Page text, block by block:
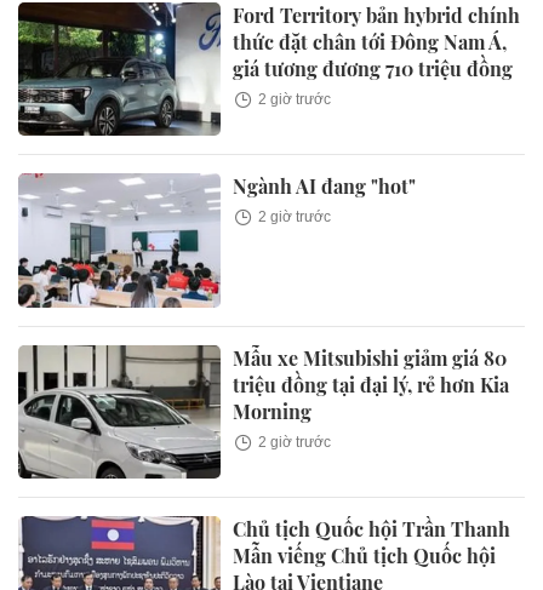
Ford Territory bản hybrid chính
thức đặt chân tới Đông Nam Á,
giá tương đương 710 triệu đồng
2 giờ trước
Ngành AI đang "hot"
2 giờ trước
Mẫu xe Mitsubishi giảm giá 80
triệu đồng tại đại lý, rẻ hơn Kia
Morning
2 giờ trước
Chủ tịch Quốc hội Trần Thanh
Mẫn viếng Chủ tịch Quốc hội
Lào tại Vientiane